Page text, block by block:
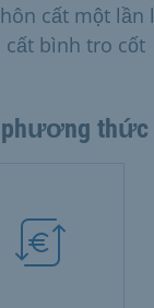
cất một lần
cất bình tro cốt
phương thức